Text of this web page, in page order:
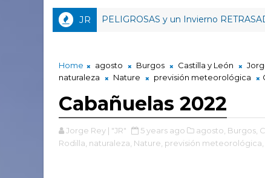
JR
trae DANAs PELIGROSAS y un Invierno RETRASADO |
Home agosto Burgos Castilla y León
naturaleza
Nature previsión meteorológica
Cabañuelas 2022
Jorge Rey | "JR" 5 years ago agosto, Burgos,
Rodilla, naturaleza, Nature, previsión meteorológica,